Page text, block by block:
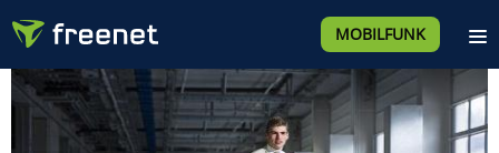
MOBILFUNK